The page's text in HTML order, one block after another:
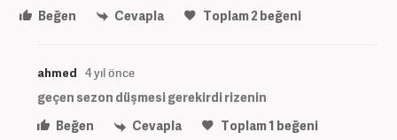
Beğen
Cevapla Toplam2beğeni
ahmed 4 yıl önce
geçen sezon düşmesi gerekirdi rizenin
Beğen
Cevapla Toplam1 beğeni